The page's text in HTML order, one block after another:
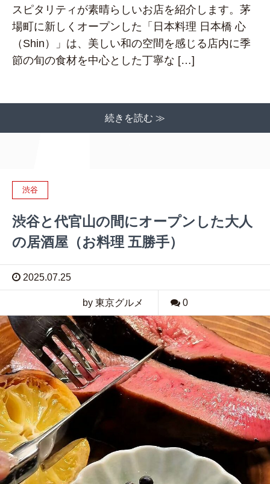
スピタリティが素晴らしいお店を紹介します。茅
場町に新しくオープンした「日本料理 日本橋 心
（Shin）」は、美しい和の空間を感じる店内に季
節の旬の食材を中心とした丁寧な […]
続きを読む ≫
渋谷
渋谷と代官山の間にオープンした大人
の居酒屋（お料理 五勝手）
2025.07.25
by 東京グルメ 0